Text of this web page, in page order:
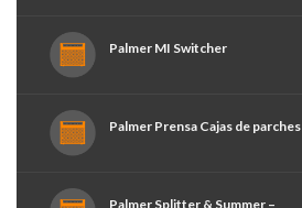
Palmer MI Switcher
Palmer Prensa Cajas de parches
Palmer Splitter & Summer –